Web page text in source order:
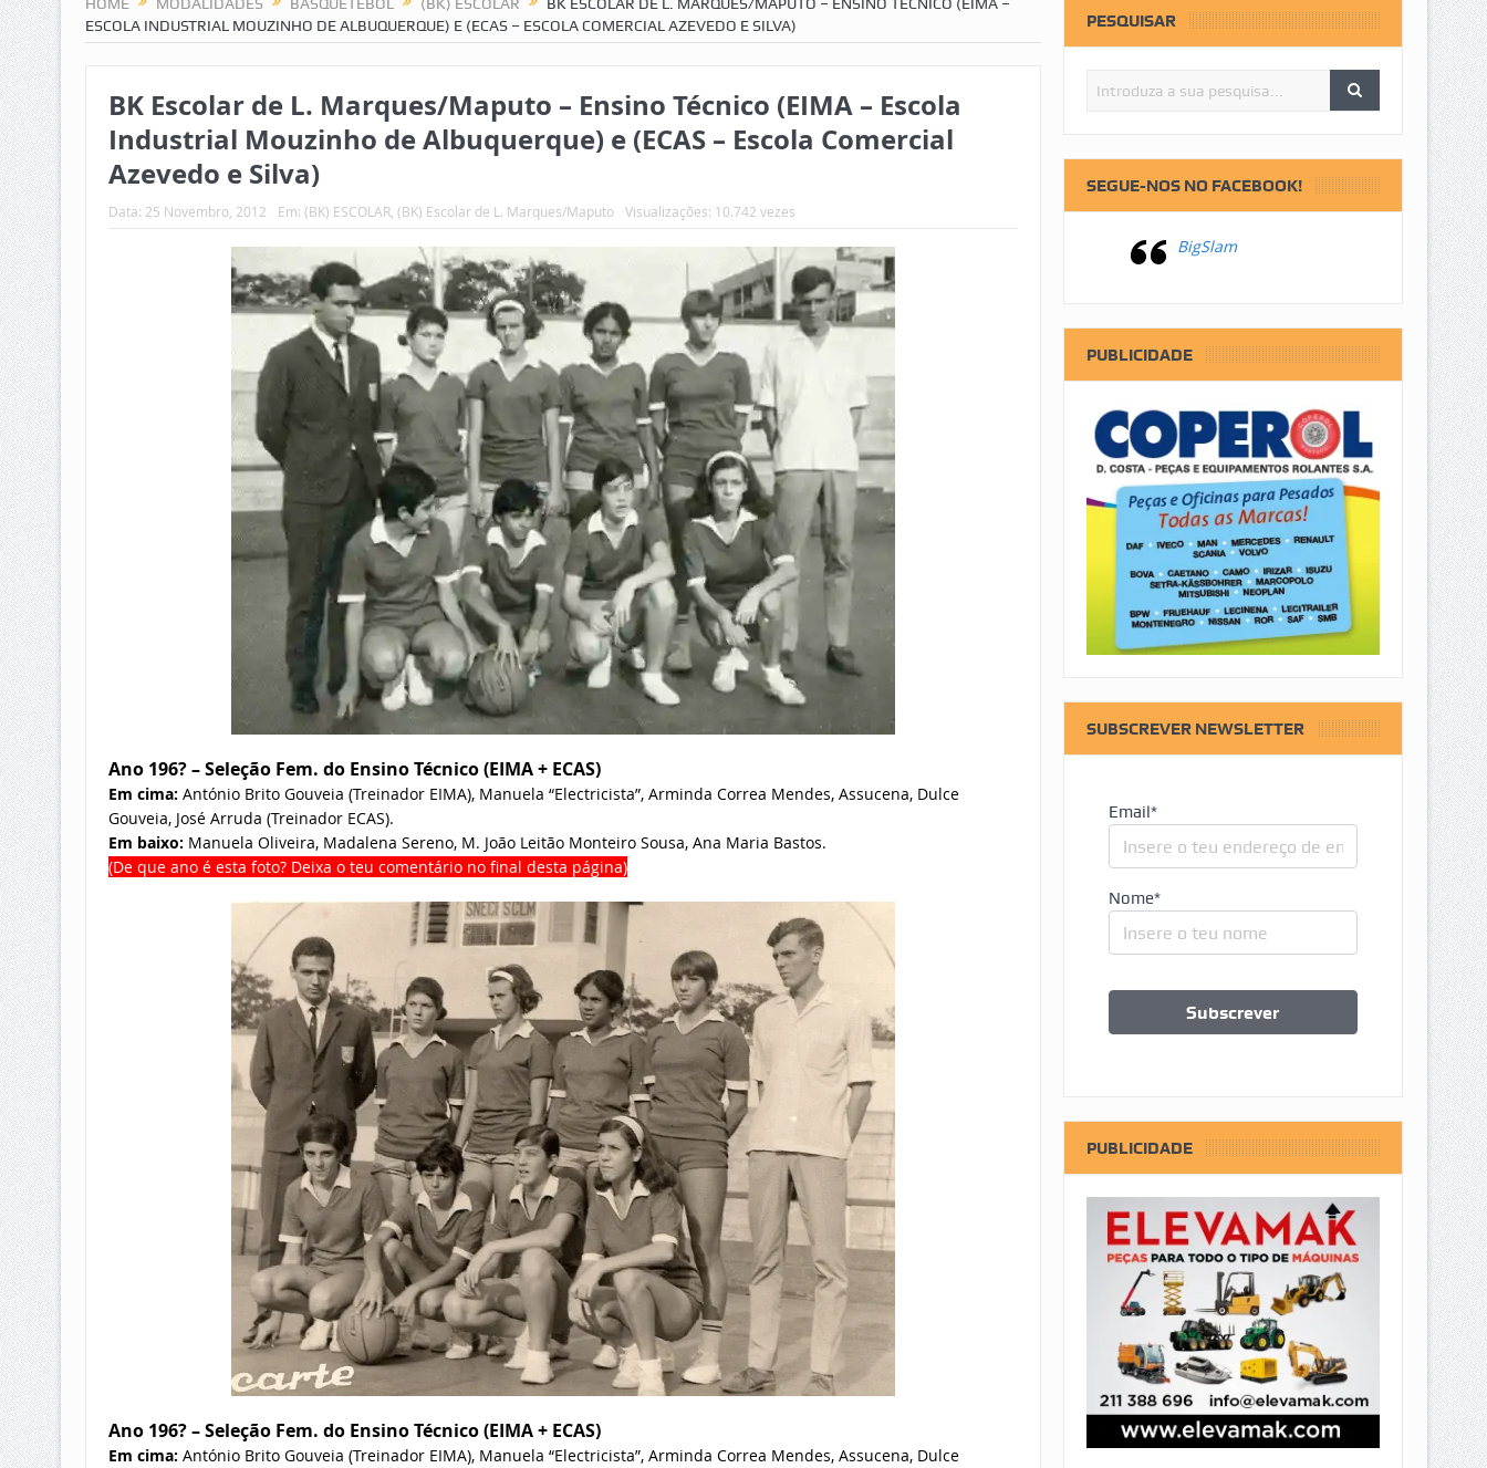
ESCOLA INDUSTRIAL MOUZINHO DE ALBUQUERQUE) E (ECAS – ESCOLA COMERCIAL AZEVEDO E SILVA)
BK Escolar de L. Marques/Maputo – Ensino Técnico (EIMA – Escola
Industrial Mouzinho de Albuquerque) e (ECAS – Escola Comercial
Azevedo e Silva)
Data: 25 Novembro, 2012 Em: (BK) ESCOLAR, (BK) Escolar de L. Marques/Maputo Visualizações: 10.742 vezes
Ano 196? – Seleção Fem. do Ensino Técnico (EIMA + ECAS)
Em cima: António Brito Gouveia (Treinador EIMA), Manuela “Electricista”, Arminda Correa Mendes, Assucena, Dulce
Gouveia, José Arruda (Treinador ECAS).
Em baixo: Manuela Oliveira, Madalena Sereno, M. João Leitão Monteiro Sousa, Ana Maria Bastos.
(De que ano é esta foto? Deixa o teu comentário no final desta página)
Ano 196? – Seleção Fem. do Ensino Técnico (EIMA + ECAS)
Em cima: António Brito Gouveia (Treinador EIMA), Manuela “Electricista”, Arminda Correa Mendes, Assucena, Dulce
PESQUISAR
SEGUE-NOS NO FACEBOOK!
BigSlam
PUBLICIDADE
SUBSCREVER NEWSLETTER
Email*
Nome*
PUBLICIDADE